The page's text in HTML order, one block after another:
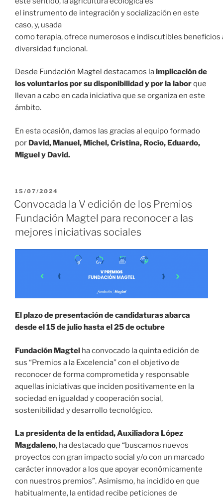
el instrumento de integración y socialización en este
caso, y, usada
como terapia, ofrece numerosos e indiscutibles beneficios
diversidad funcional.
Desde Fundación Magtel destacamos laimplicación de
los voluntarios por su disponibilidad y por la laborque
llevan a cabo en cada iniciativa que se organiza en este
ámbito.
En esta ocasión, damos las gracias al equipo formado
por David, Manuel, Míchel, Cristina, Rocío, Eduardo,
Miguel y David.
15/07/2024
Convocada la V edición de los Premios
Fundación Magtel para reconocer a las
mejores iniciativas sociales
El plazo de presentación de candidaturas abarca
desde el 15 de julio hasta el 25 de octubre
Fundación Magtel ha convocado la quinta edición de
sus “Premios a la Excelencia” con el objetivo de
reconocer de forma comprometida y responsable
aquellas iniciativas que inciden positivamente en la
sociedad en igualdad y cooperación social,
sostenibilidad y desarrollo tecnológico.
La presidenta de la entidad, Auxiliadora López
Magdaleno, ha destacado que “buscamos nuevos
proyectos con gran impacto social y/o con un marcado
carácter innovador a los que apoyar económicamente
con nuestros premios”. Asimismo, ha incidido en que
habitualmente, la entidad recibe peticiones de